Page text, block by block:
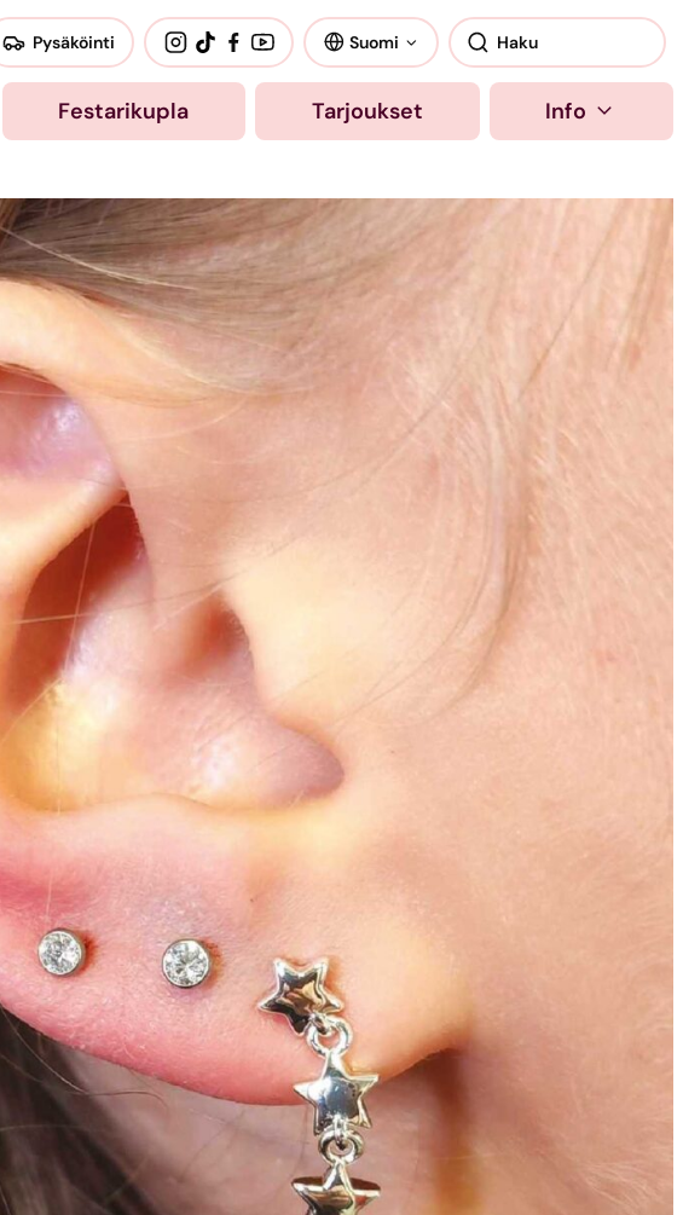
Festarikupla Tarjoukset Info
Pysäköinti Suomi